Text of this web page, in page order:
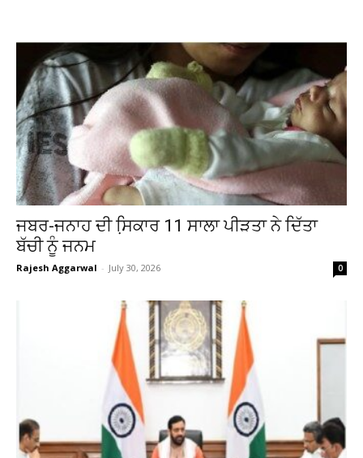
ਜਬਰ-ਜਨਾਹ ਦੀ ਸਿ਼ਕਾਰ 11 ਸਾਲਾ ਪੀੜਤਾ ਨੇ ਦਿੱਤਾ
ਬੱਚੀ ਨੂੰ ਜਨਮ
Rajesh Aggarwal - July 30, 2026 0